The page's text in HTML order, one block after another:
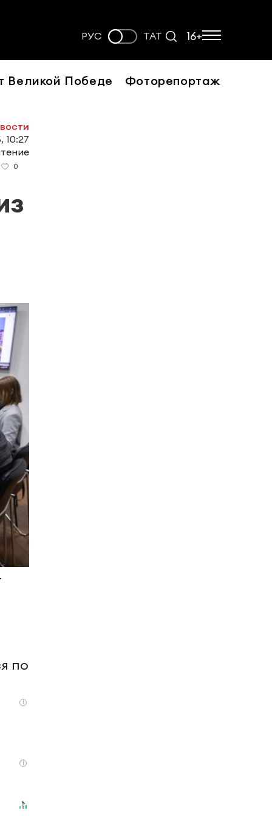
РУС ТАТ 16+
Великой Победе Фоторепортаж
10:27
0
по
i
i